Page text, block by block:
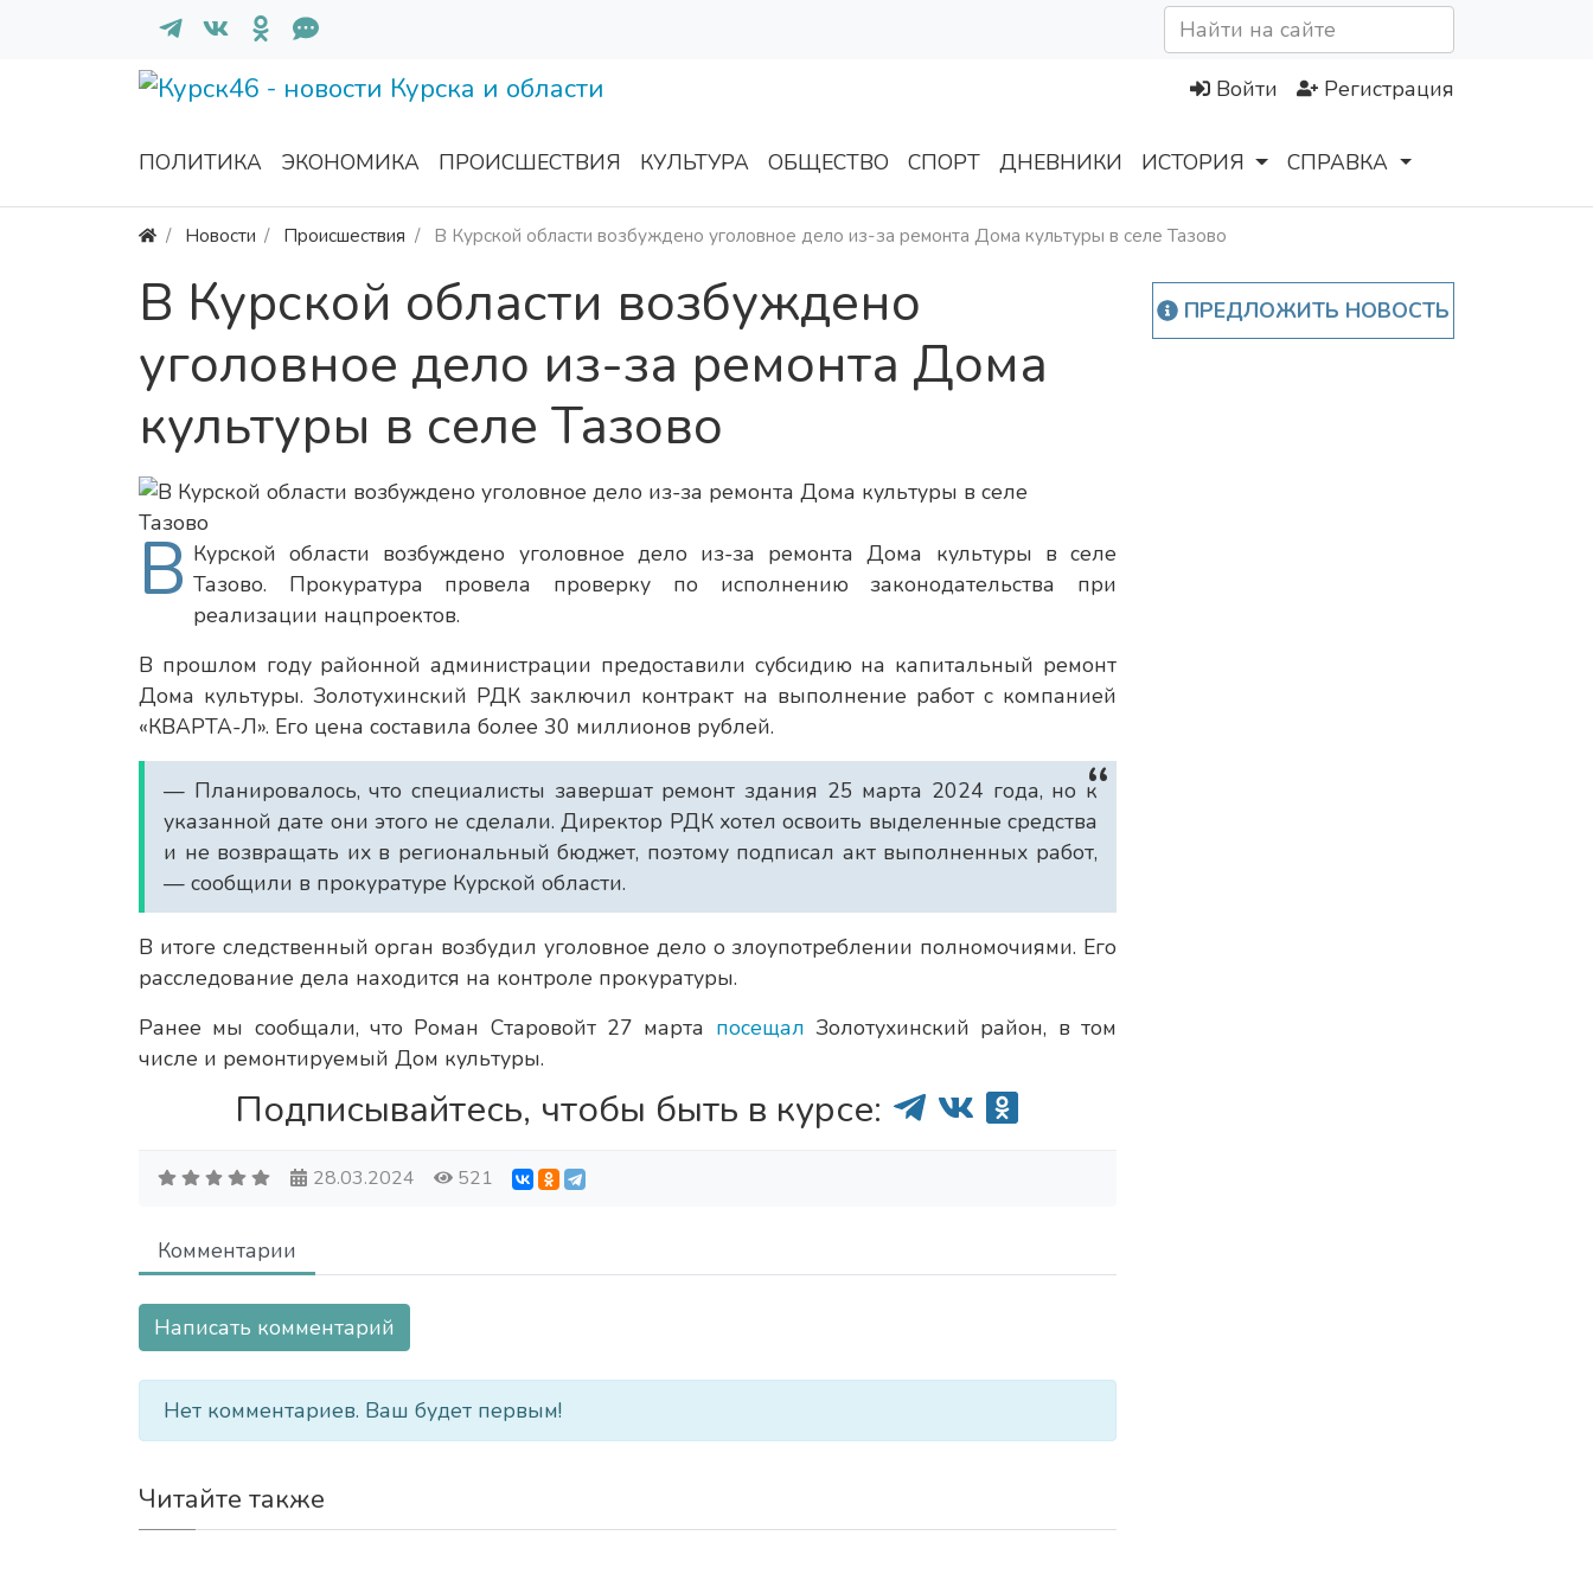
Войти Регистрация
ПОЛИТИКА ЭКОНОМИКА ПРОИСШЕСТВИЯ КУЛЬТУРА ОБЩЕСТВО СПОРТ ДНЕВНИКИ ИСТОРИЯ СПРАВКА
Новости Происшествия В Курской области возбуждено уголовное дело из-за ремонта Дома культуры в селе Тазово
В Курской области возбуждено
уголовное дело из-за ремонта Дома
культуры в селе Тазово
В Курской области возбуждено уголовное дело из-за ремонта Дома культуры в селе
Тазово. Прокуратура провела проверку по исполнению законодательства при
реализации нацпроектов.
В прошлом году районной администрации предоставили субсидию на капитальный ремонт
Дома культуры. Золотухинский РДК заключил контракт на выполнение работ с компанией
«КВАРТА-Л». Его цена составила более 30 миллионов рублей.
— Планировалось, что специалисты завершат ремонт здания 25 марта 2024 года, но к
указанной дате они этого не сделали. Директор РДК хотел освоить выделенные средства
и не возвращать их в региональный бюджет, поэтому подписал акт выполненных работ,
— сообщили в прокуратуре Курской области.
В итоге следственный орган возбудил уголовное дело о злоупотреблении полномочиями. Его
расследование дела находится на контроле прокуратуры.
Ранее мы сообщали, что Роман Старовойт 27 марта посещал Золотухинский район, в том
числе и ремонтируемый Дом культуры.
Подписывайтесь, чтобы быть в курсе:
28.03.2024 521
Комментарии
Написать комментарий
Нет комментариев. Ваш будет первым!
Читайте также
ПРЕДЛОЖИТЬ НОВОСТЬ